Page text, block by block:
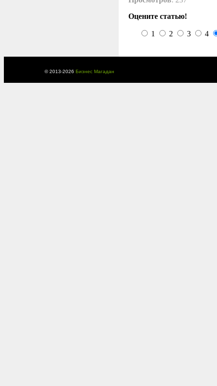
Оцените статью!
1 2 3 4
© 2013-2026 Бизнес Магадан